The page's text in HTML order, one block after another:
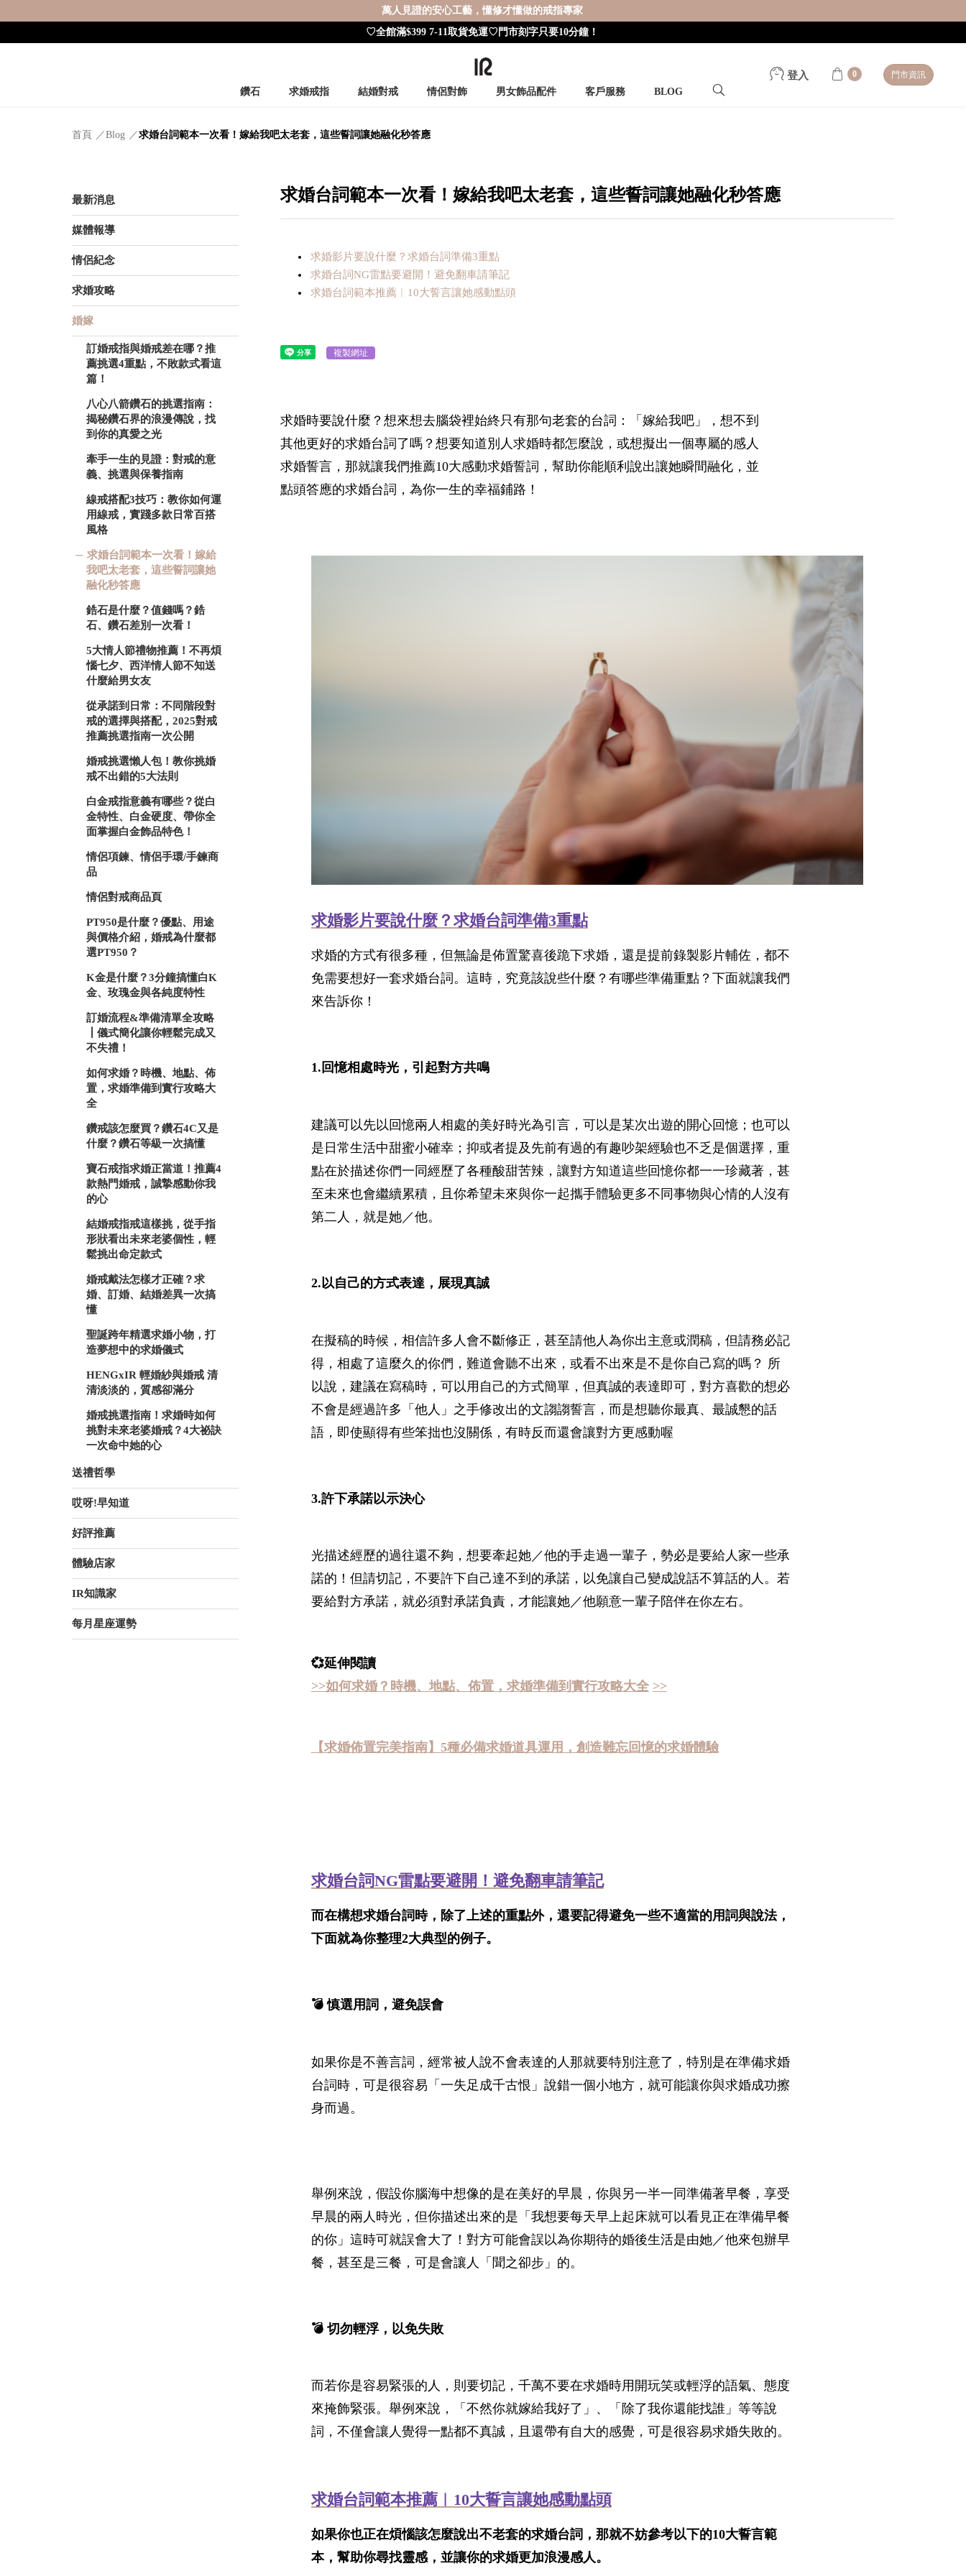
萬人見證的安心工藝，懂修才懂做的戒指專家
♡全館滿$399 7-11取貨免運♡門市刻字只要10分鐘！
鑽石 求婚戒指 結婚對戒 情侶對飾 男女飾品配件 客戶服務 BLOG
登入 0 門市資訊
首頁 Blog 求婚台詞範本一次看！嫁給我吧太老套，這些誓詞讓她融化秒答應
最新消息
媒體報導
情侶紀念
求婚攻略
婚嫁
訂婚戒指與婚戒差在哪？推
薦挑選4重點，不敗款式看這
篇！
八心八箭鑽石的挑選指南：
揭秘鑽石界的浪漫傳說，找
到你的真愛之光
牽手一生的見證：對戒的意
義、挑選與保養指南
線戒搭配3技巧：教你如何運
用線戒，實踐多款日常百搭
風格
求婚台詞範本一次看！嫁給
我吧太老套，這些誓詞讓她
融化秒答應
鋯石是什麼？值錢嗎？鋯
石、鑽石差別一次看！
5大情人節禮物推薦！不再煩
惱七夕、西洋情人節不知送
什麼給男女友
從承諾到日常：不同階段對
戒的選擇與搭配，2025對戒
推薦挑選指南一次公開
婚戒挑選懶人包！教你挑婚
戒不出錯的5大法則
白金戒指意義有哪些？從白
金特性、白金硬度、帶你全
面掌握白金飾品特色！
情侶項鍊、情侶手環/手鍊商
品
情侶對戒商品頁
PT950是什麼？優點、用途
與價格介紹，婚戒為什麼都
選PT950？
K金是什麼？3分鐘搞懂白K
金、玫瑰金與各純度特性
訂婚流程&準備清單全攻略
┃儀式簡化讓你輕鬆完成又
不失禮！
如何求婚？時機、地點、佈
置，求婚準備到實行攻略大
全
鑽戒該怎麼買？鑽石4C又是
什麼？鑽石等級一次搞懂
寶石戒指求婚正當道！推薦4
款熱門婚戒，誠摯感動你我
的心
結婚戒指戒這樣挑，從手指
形狀看出未來老婆個性，輕
鬆挑出命定款式
婚戒戴法怎樣才正確？求
婚、訂婚、結婚差異一次搞
懂
聖誕跨年精選求婚小物，打
造夢想中的求婚儀式
HENGxIR 輕婚紗與婚戒 清
清淡淡的，質感卻滿分
婚戒挑選指南！求婚時如何
挑對未來老婆婚戒？4大祕訣
一次命中她的心
送禮哲學
哎呀!早知道
好評推薦
體驗店家
IR知識家
每月星座運勢
求婚台詞範本一次看！嫁給我吧太老套，這些誓詞讓她融化秒答應
求婚影片要說什麼？求婚台詞準備3重點
求婚台詞NG雷點要避開！避免翻車請筆記
求婚台詞範本推薦︱10大誓言讓她感動點頭
複製網址
求婚時要說什麼？想來想去腦袋裡始終只有那句老套的台詞：「嫁給我吧」，想不到
其他更好的求婚台詞了嗎？想要知道別人求婚時都怎麼說，或想擬出一個專屬的感人
求婚誓言，那就讓我們推薦10大感動求婚誓詞，幫助你能順利說出讓她瞬間融化，並
點頭答應的求婚台詞，為你一生的幸福鋪路！
求婚影片要說什麼？求婚台詞準備3重點
求婚的方式有很多種，但無論是佈置驚喜後跪下求婚，還是提前錄製影片輔佐，都不
免需要想好一套求婚台詞。這時，究竟該說些什麼？有哪些準備重點？下面就讓我們
來告訴你！
1.回憶相處時光，引起對方共鳴
建議可以先以回憶兩人相處的美好時光為引言，可以是某次出遊的開心回憶；也可以
是日常生活中甜蜜小確幸；抑或者提及先前有過的有趣吵架經驗也不乏是個選擇，重
點在於描述你們一同經歷了各種酸甜苦辣，讓對方知道這些回憶你都一一珍藏著，甚
至未來也會繼續累積，且你希望未來與你一起攜手體驗更多不同事物與心情的人沒有
第二人，就是她／他。
2.以自己的方式表達，展現真誠
在擬稿的時候，相信許多人會不斷修正，甚至請他人為你出主意或潤稿，但請務必記
得，相處了這麼久的你們，難道會聽不出來，或看不出來是不是你自己寫的嗎？ 所
以說，建議在寫稿時，可以用自己的方式簡單，但真誠的表達即可，對方喜歡的想必
不會是經過許多「他人」之手修改出的文謅謅誓言，而是想聽你最真、最誠懇的話
語，即使顯得有些笨拙也沒關係，有時反而還會讓對方更感動喔
3.許下承諾以示決心
光描述經歷的過往還不夠，想要牽起她／他的手走過一輩子，勢必是要給人家一些承
諾的！但請切記，不要許下自己達不到的承諾，以免讓自己變成說話不算話的人。若
要給對方承諾，就必須對承諾負責，才能讓她／他願意一輩子陪伴在你左右。
💞延伸閱讀
>>如何求婚？時機、地點、佈置，求婚準備到實行攻略大全 >>
【求婚佈置完美指南】5種必備求婚道具運用，創造難忘回憶的求婚體驗
求婚台詞NG雷點要避開！避免翻車請筆記
而在構想求婚台詞時，除了上述的重點外，還要記得避免一些不適當的用詞與說法，
下面就為你整理2大典型的例子。
💣 慎選用詞，避免誤會
如果你是不善言詞，經常被人說不會表達的人那就要特別注意了，特別是在準備求婚
台詞時，可是很容易「一失足成千古恨」說錯一個小地方，就可能讓你與求婚成功擦
身而過。
舉例來說，假設你腦海中想像的是在美好的早晨，你與另一半一同準備著早餐，享受
早晨的兩人時光，但你描述出來的是「我想要每天早上起床就可以看見正在準備早餐
的你」這時可就誤會大了！對方可能會誤以為你期待的婚後生活是由她／他來包辦早
餐，甚至是三餐，可是會讓人「聞之卻步」的。
💣 切勿輕浮，以免失敗
而若你是容易緊張的人，則要切記，千萬不要在求婚時用開玩笑或輕浮的語氣、態度
來掩飾緊張。舉例來說，「不然你就嫁給我好了」、「除了我你還能找誰」等等說
詞，不僅會讓人覺得一點都不真誠，且還帶有自大的感覺，可是很容易求婚失敗的。
求婚台詞範本推薦︱10大誓言讓她感動點頭
如果你也正在煩惱該怎麼說出不老套的求婚台詞，那就不妨參考以下的10大誓言範
本，幫助你尋找靈感，並讓你的求婚更加浪漫感人。